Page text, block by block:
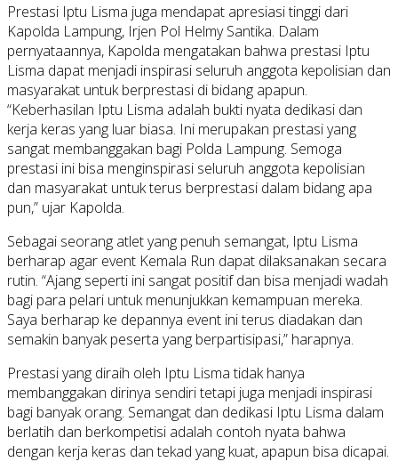
Prestasi Iptu Lisma juga mendapat apresiasi tinggi dari
Kapolda Lampung, Irjen Pol Helmy Santika. Dalam
pernyataannya, Kapolda mengatakan bahwa prestasi Iptu
Lisma dapat menjadi inspirasi seluruh anggota kepolisian dan
masyarakat untuk berprestasi di bidang apapun.
“Keberhasilan Iptu Lisma adalah bukti nyata dedikasi dan
kerja keras yang luar biasa. Ini merupakan prestasi yang
sangat membanggakan bagi Polda Lampung. Semoga
prestasi ini bisa menginspirasi seluruh anggota kepolisian
dan masyarakat untuk terus berprestasi dalam bidang apa
pun,” ujar Kapolda.
Sebagai seorang atlet yang penuh semangat, Iptu Lisma
berharap agar event Kemala Run dapat dilaksanakan secara
rutin. “Ajang seperti ini sangat positif dan bisa menjadi wadah
bagi para pelari untuk menunjukkan kemampuan mereka.
Saya berharap ke depannya event ini terus diadakan dan
semakin banyak peserta yang berpartisipasi,” harapnya.
Prestasi yang diraih oleh Iptu Lisma tidak hanya
membanggakan dirinya sendiri tetapi juga menjadi inspirasi
bagi banyak orang. Semangat dan dedikasi Iptu Lisma dalam
berlatih dan berkompetisi adalah contoh nyata bahwa
dengan kerja keras dan tekad yang kuat, apapun bisa dicapai.